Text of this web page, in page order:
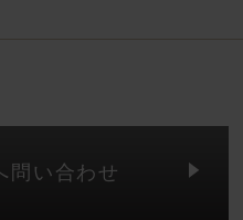
問い合わせ